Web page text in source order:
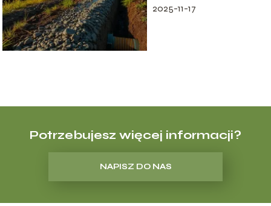
2025-11-17
Potrzebujesz więcej informacji?
NAPISZ DO NAS